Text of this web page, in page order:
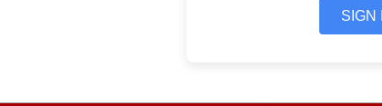
SIGN